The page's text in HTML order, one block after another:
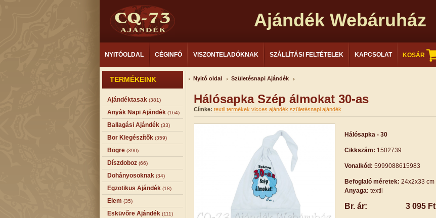
Ajándék Webáruház
NYITÓOLDAL CÉGINFÓ VISZONTELADÓKNAK SZÁLLÍTÁSI FELTÉTELEK KAPCSOLAT KOSÁR
TERMÉKEINK
Ajándéktasak (381)
Anyák Napi Ajándék (164)
Ballagási Ajándék (33)
Bor Kiegészítők (359)
Bögre (390)
Díszdoboz (66)
Dohányosoknak (34)
Egzotikus Ajándék (18)
Elem (35)
Esküvőre Ajándék (111)
Nyitó oldal Születésnapi Ajándék
Hálósapka Szép álmokat 30-as
Címke: textil termékek vicces ajándék születésnapi ajándék
Hálósapka - 30
Cikkszám: 1502739
Vonalkód: 5999088615983
Befoglaló méretek: 24x2x33 cm
Anyaga: textil
Br. ár: 3 095 Ft